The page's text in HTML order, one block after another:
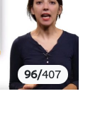
96/407